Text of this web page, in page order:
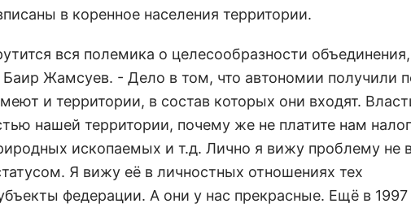
в коренное населения территории.
вся полемика о целесообразности
Жамсуев. - Дело в том, что автономии получили
и территории, в состав которых они входят.
нашей территории, почему же не платите нам
ископаемых и т.д. Лично я вижу проблему не
Я вижу её в личностных отношениях тех
федерации. А они у нас прекрасные. Ещё в